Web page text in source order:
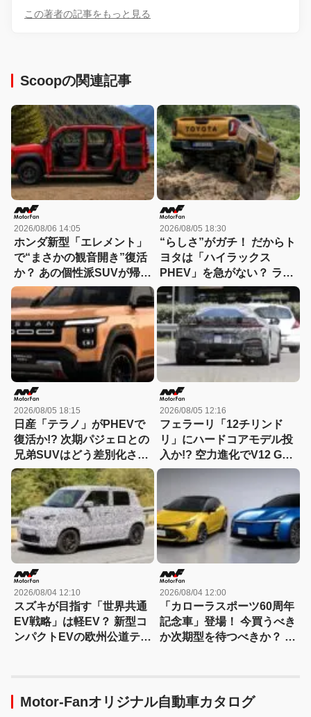
この著者の記事をもっと見る
Scoopの関連記事
2026/08/06 14:05
ホンダ新型「エレメント」
で“まさかの観音開き”復活
か？ あの個性派SUVが帰っ
てくる可能性
2026/08/05 18:30
“らしさ”がガチ！ だからト
ヨタは「ハイラックス
PHEV」を急がない？ ライ
バルとは異なる電動化戦略
を読み解く
2026/08/05 18:15
日産「テラノ」がPHEVで
復活か!? 次期パジェロとの
兄弟SUVはどう差別化され
る？
2026/08/05 12:16
フェラーリ「12チリンド
リ」にハードコアモデル投
入か!? 空力進化でV12 GT
は新たな領域へ
2026/08/04 12:10
スズキが目指す「世界共通
EV戦略」は軽EV？ 新型コ
ンパクトEVの欧州公道テス
2026/08/04 12:00
「カローラスポーツ60周年
記念車」登場！ 今買うべき
か次期型を待つべきか？ ハ
Motor-Fanオリジナル自動車カタログ